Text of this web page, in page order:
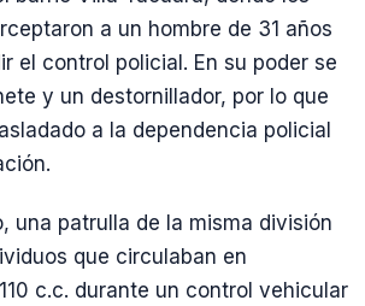
a un hombre de 31 años
el control policial. En su poder se
y un destornillador, por lo que
a la dependencia policial
una patrulla de la misma división
que circulaban en
c.c. durante un control vehicular